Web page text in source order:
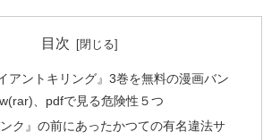
目次
アントキリング』3巻を無料の漫画バン
、pdfで見る危険性５つ
ンク』の前にあったかつての有名違法サ